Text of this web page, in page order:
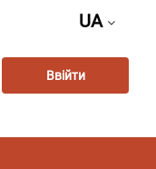
UA
Ввійти